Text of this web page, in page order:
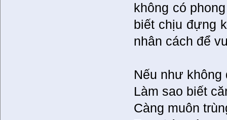
không có
biết chịu đựng
nhân cách để
Nếu như không
Làm sao biết
Càng muôn